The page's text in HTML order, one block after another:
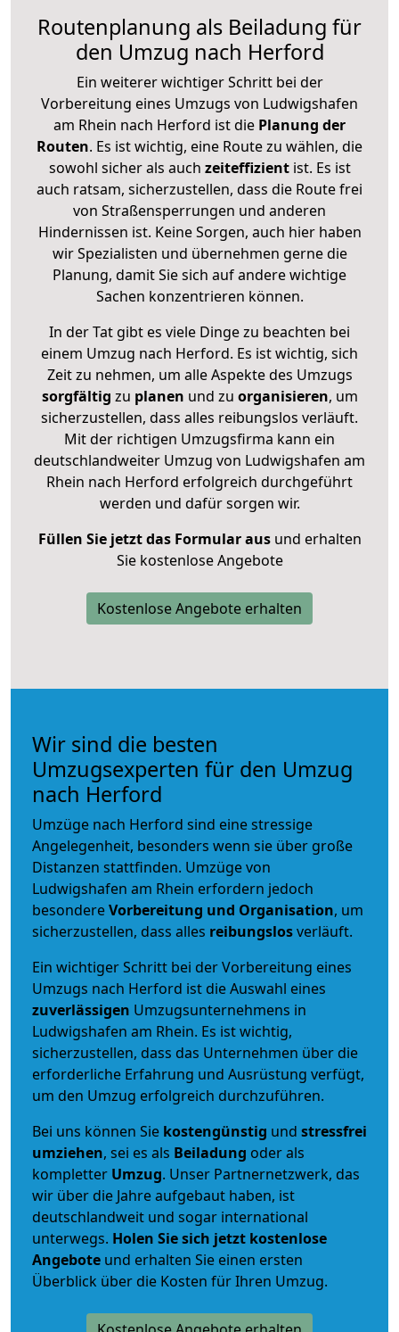
Routenplanung als Beiladung für
den Umzug nach Herford
Ein weiterer wichtiger Schritt bei der
Vorbereitung eines Umzugs von Ludwigshafen
am Rhein nach Herford ist die Planung der
Routen. Es ist wichtig, eine Route zu wählen, die
sowohl sicher als auch zeiteffizientist. Es ist
auch ratsam, sicherzustellen, dass die Route frei
von Straßensperrungen und anderen
Hindernissen ist. Keine Sorgen, auch hier haben
wir Spezialisten und übernehmen gerne die
Planung, damit Sie sich auf andere wichtige
Sachen konzentrieren können.
In der Tat gibt es viele Dinge zu beachten bei
einem Umzug nach Herford. Es ist wichtig, sich
Zeit zu nehmen, um alle Aspekte des Umzugs
sorgfältig zu planen und zu organisieren, um
sicherzustellen, dass alles reibungslos verläuft.
Mit der richtigen Umzugsfirma kann ein
deutschlandweiter Umzug von Ludwigshafen am
Rhein nach Herford erfolgreich durchgeführt
werden und dafür sorgen wir.
Füllen Sie jetzt das Formular ausund erhalten
Sie kostenlose Angebote
Kostenlose Angebote erhalten
Wir sind die besten
Umzugsexperten für den Umzug
nach Herford
Umzüge nach Herford sind eine stressige
Angelegenheit, besonders wenn sie über große
Distanzen stattfinden. Umzüge von
Ludwigshafen am Rhein erfordern jedoch
besondereVorbereitung und Organisation, um
sicherzustellen, dass alles reibungslosverläuft.
Ein wichtiger Schritt bei der Vorbereitung eines
Umzugs nach Herford ist die Auswahl eines
zuverlässigen Umzugsunternehmens in
Ludwigshafen am Rhein. Es ist wichtig,
sicherzustellen, dass das Unternehmen über die
erforderliche Erfahrung und Ausrüstung verfügt,
um den Umzug erfolgreich durchzuführen.
Bei uns können Sie kostengünstig und stressfrei
umziehen, sei es als Beiladung oder als
kompletter Umzug. Unser Partnernetzwerk, das
wir über die Jahre aufgebaut haben, ist
deutschlandweit und sogar international
unterwegs. Holen Sie sich jetzt kostenlose
Angebote und erhalten Sie einen ersten
Überblick über die Kosten für Ihren Umzug.